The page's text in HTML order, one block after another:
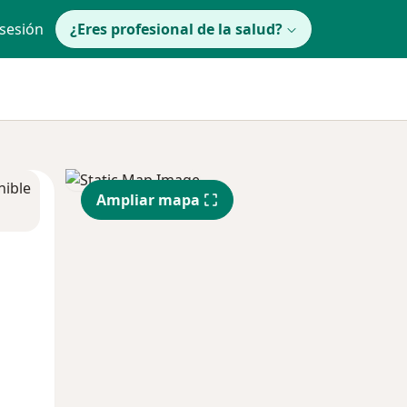
¿Eres profesional de la salud?
Ampliar mapa